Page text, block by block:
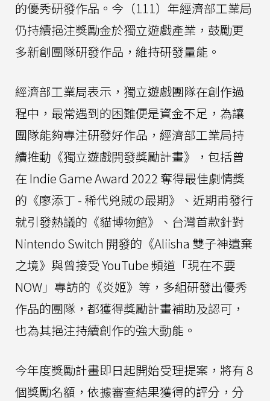
的優秀研發作品。今（111）年經濟部工業局
仍持續挹注獎勵金於獨立遊戲產業，鼓勵更
多新創團隊研發作品，維持研發量能。
經濟部工業局表示，獨立遊戲團隊在創作過
程中，最常遇到的困難便是資金不足，為讓
團隊能夠專注研發好作品，經濟部工業局持
續推動《獨立遊戲開發獎勵計畫》，包括曾
在 Indie Game Award 2022 奪得最佳劇情獎
的《廖添丁 - 稀代兇賊の最期》、近期甫發行
就引發熱議的《貓博物館》、台灣首款針對
Nintendo Switch 開發的《Aliisha 雙子神遺棄
之境》與曾接受 YouTube 頻道「現在不要
NOW」專訪的《炎姬》等，多組研發出優秀
作品的團隊，都獲得獎勵計畫補助及認可，
也為其挹注持續創作的強大動能。
今年度獎勵計畫即日起開始受理提案，將有 8
個獎勵名額，依據審查結果獲得的評分，分